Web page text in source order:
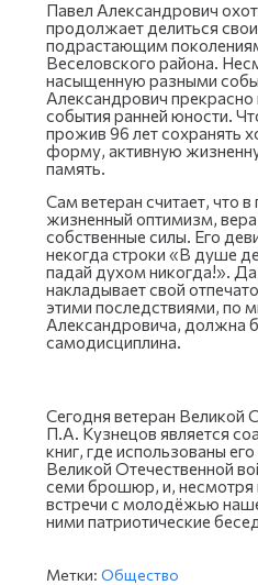
Павел Александрович
продолжает делиться
подрастающим
Веселовского района.
насыщенную разными
Александрович
события ранней юности.
прожив 96 лет сохранять
форму, активную
память.
Сам ветеран считает, что
жизненный оптимизм,
собственные силы. Его
некогда строки «В душе
падай духом никогда!».
накладывает свой
этими последствиями, по
Александровича, должна
самодисциплина.
Сегодня ветеран Великой
П.А. Кузнецов является
книг, где использованы
Великой Отечественной
семи брошюр, и, несмотря
встречи с молодёжью
ними патриотические
Метки: Общество